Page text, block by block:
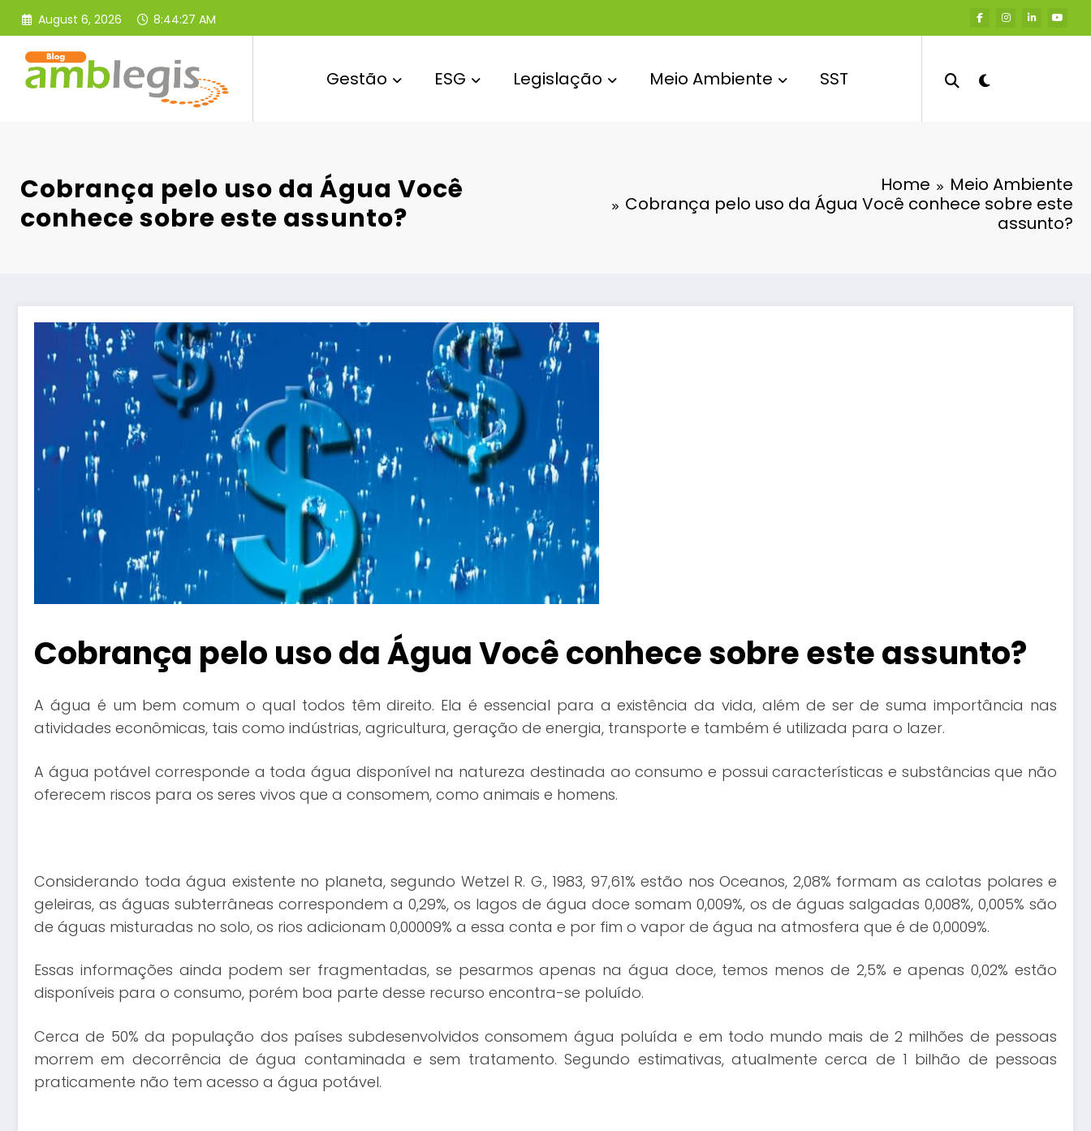
Skip
content
August 6, 2026 8:44:28 AM
Gestão ESG Legislação Meio Ambiente SST
Cobrança pelo uso da Água Você
conhece sobre este assunto?
Home
Meio Ambiente
Cobrança pelo uso da Água Você conhece sobre este
assunto?
Cobrança pelo uso da Água Você conhece sobre este assunto?
A água é um bem comum o qual todos têm direito. Ela é essencial para a existência da vida, além de ser de suma importância nas
atividades econômicas, tais como indústrias, agricultura, geração de energia, transporte e também é utilizada para o lazer.
A água potável corresponde a toda água disponível na natureza destinada ao consumo e possui características e substâncias que não
oferecem riscos para os seres vivos que a consomem, como animais e homens.
Considerando toda água existente no planeta, segundo Wetzel R. G., 1983, 97,61% estão nos Oceanos, 2,08% formam as calotas polares e
geleiras, as águas subterrâneas correspondem a 0,29%, os lagos de água doce somam 0,009%, os de águas salgadas 0,008%, 0,005% são
de águas misturadas no solo, os rios adicionam 0,00009% a essa conta e por fim o vapor de água na atmosfera que é de 0,0009%.
Essas informações ainda podem ser fragmentadas, se pesarmos apenas na água doce, temos menos de 2,5% e apenas 0,02% estão
disponíveis para o consumo, porém boa parte desse recurso encontra-se poluído.
Cerca de 50% da população dos países subdesenvolvidos consomem água poluída e em todo mundo mais de 2 milhões de pessoas
morrem em decorrência de água contaminada e sem tratamento. Segundo estimativas, atualmente cerca de 1 bilhão de pessoas
praticamente não tem acesso a água potável.